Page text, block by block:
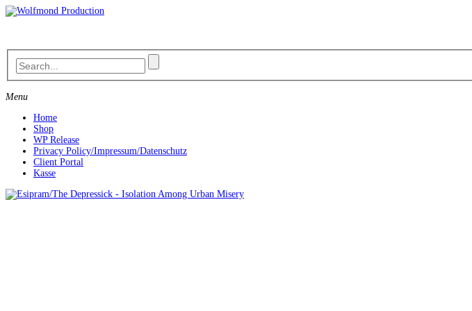
Skip
Menu
Home
Shop
WP Release
Privacy Policy/Impressum/Datenschutz
Client Portal
Kasse